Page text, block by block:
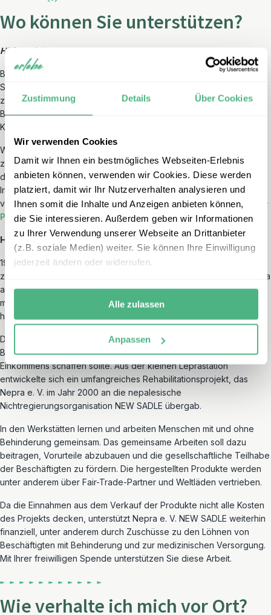
Zustimmung Details Über Cookies
Wir verwenden Cookies
Damit wir Ihnen ein bestmögliches Webseiten-Erlebnis
anbieten können, verwenden wir Cookies. Diese werden
platziert, damit wir Ihr Nutzerverhalten analysieren und
Ihnen somit die Inhalte und Anzeigen anbieten können,
die Sie interessieren. Außerdem geben wir Informationen
zu Ihrer Verwendung unserer Webseite an Drittanbieter
(z.B. soziale Medien) weiter. Sie können Ihre Einwilligung
jederzeit ändern oder widerrufen.
Alle zulassen
Anpassen
Wo können Sie unterstützen?
Hilfsprojekt:
Bei der Buchung können Sie selbst entscheiden, ob Sie das NEW
SADLE-Projekt unterstützen möchten. Als Spendenbetrag sind
zunächst12 Euro pro Buchungvorgesehen. Sie können diesen
Betrag ändern, indem Sie die gewünschte Spendenhöhe im
Kommentarfeld des Buchungsformulars angeben.
Wir leiten den von Ihnen gewählten Betrag ohne Abzug gesammelt
zu Beginn des folgenden Jahres an Nepra e. V. zur Unterstützung
des NEW SADLE-Projekts in Kathmandu weiter. Weitere
Informationen über die Organisation, ihre Projekte und die Arbeit
vor Ort finden Sie auf der Webseite von NEW SADLE:NEW SADLE-
Projekt.
Hilfsprojekt Nepal NEW SADLE-Projekt:
1989 errichtete Nepra e. V. in Nepal eine kleine Leprastation, die
zunächst auf die medizinische Versorgung von Menschen mit Lepra
ausgerichtet war. Es wurde jedoch schnell deutlich, dass die
medizinische Versorgung allein nicht ausreichte, da Betroffene
häufig auch gesellschaftlicher Ausgrenzung ausgesetzt waren.
Daher wurde eine erste Werkstatt eingerichtet, die
Beschäftigungsmöglichkeiten und die Möglichkeit eines eigenen
Einkommens schaffen sollte. Aus der kleinen Leprastation
entwickelte sich ein umfangreiches Rehabilitationsprojekt, das
Nepra e. V. im Jahr 2000 an die nepalesische
Nichtregierungsorganisation NEW SADLE übergab.
In den Werkstätten lernen und arbeiten Menschen mit und ohne
Behinderung gemeinsam. Das gemeinsame Arbeiten soll dazu
beitragen, Vorurteile abzubauen und die gesellschaftliche Teilhabe
der Beschäftigten zu fördern. Die hergestellten Produkte werden
unter anderem über Fair-Trade-Partner und Weltläden vertrieben.
Da die Einnahmen aus dem Verkauf der Produkte nicht alle Kosten
des Projekts decken, unterstützt Nepra e. V. NEW SADLE weiterhin
finanziell, unter anderem durch Zuschüsse zu den Löhnen von
Beschäftigten mit Behinderung und zur medizinischen Versorgung.
Mit Ihrer freiwilligen Spende unterstützen Sie diese Arbeit.
Wie verhalte ich mich vor Ort?